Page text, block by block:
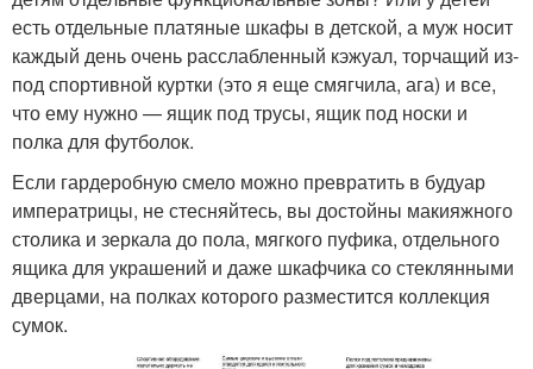
есть отдельные платяные шкафы в детской, а муж носит
каждый день очень расслабленный кэжуал, торчащий из-
под спортивной куртки (это я еще смягчила, ага) и все,
что ему нужно — ящик под трусы, ящик под носки и
полка для футболок.
Если гардеробную смело можно превратить в будуар
императрицы, не стесняйтесь, вы достойны макияжного
столика и зеркала до пола, мягкого пуфика, отдельного
ящика для украшений и даже шкафчика со стеклянными
дверцами, на полках которого разместится коллекция
сумок.